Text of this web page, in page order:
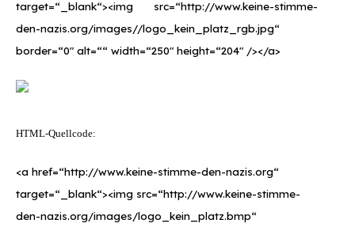
target=“_blank“><img src=“http://www.keine-stimme-
den-nazis.org/images//logo_kein_platz_rgb.jpg“
border=“0″ alt=““ width=“250″ height=“204″ /></a>
HTML-Quellcode:
<a href=“http://www.keine-stimme-den-nazis.org“
target=“_blank“><img src=“http://www.keine-stimme-
den-nazis.org/images/logo_kein_platz.bmp“